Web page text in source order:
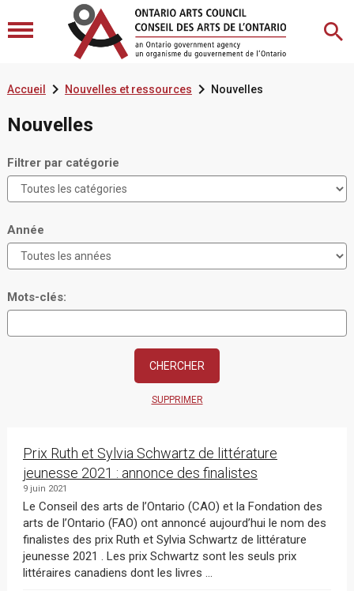
Accueil  Nouvelles et ressources Nouvelles
Nouvelles
Filtrer par catégorie
Année
Mots-clés:
SUPPRIMER
Prix Ruth et Sylvia Schwartz de littérature
jeunesse 2021 : annonce des finalistes
9 juin 2021
Le Conseil des arts de l’Ontario (CAO) et la Fondation des
arts de l’Ontario (FAO) ont annoncé aujourd’hui le nom des
finalistes des prix Ruth et Sylvia Schwartz de littérature
jeunesse 2021 . Les prix Schwartz sont les seuls prix
littéraires canadiens dont les livres ...